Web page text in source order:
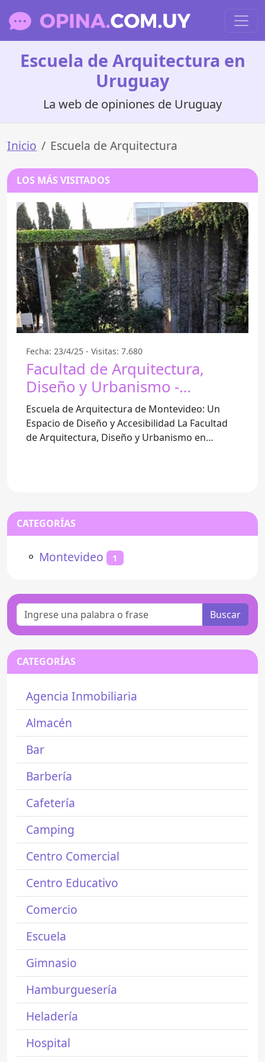
Escuela de Arquitectura en
Uruguay
La web de opiniones de Uruguay
Inicio Escuela de Arquitectura
LOS MÁS VISITADOS
Fecha: 23/4/25 - Visitas: 7.680
Facultad de Arquitectura,
Diseño y Urbanismo -
Montevideo
Escuela de Arquitectura de Montevideo: Un
Espacio de Diseño y Accesibilidad La Facultad
de Arquitectura, Diseño y Urbanismo en
CATEGORÍAS
⚬ Montevideo 1
Buscar
CATEGORÍAS
Agencia Inmobiliaria
Almacén
Bar
Barbería
Cafetería
Camping
Centro Comercial
Centro Educativo
Comercio
Escuela
Gimnasio
Hamburguesería
Heladería
Hospital